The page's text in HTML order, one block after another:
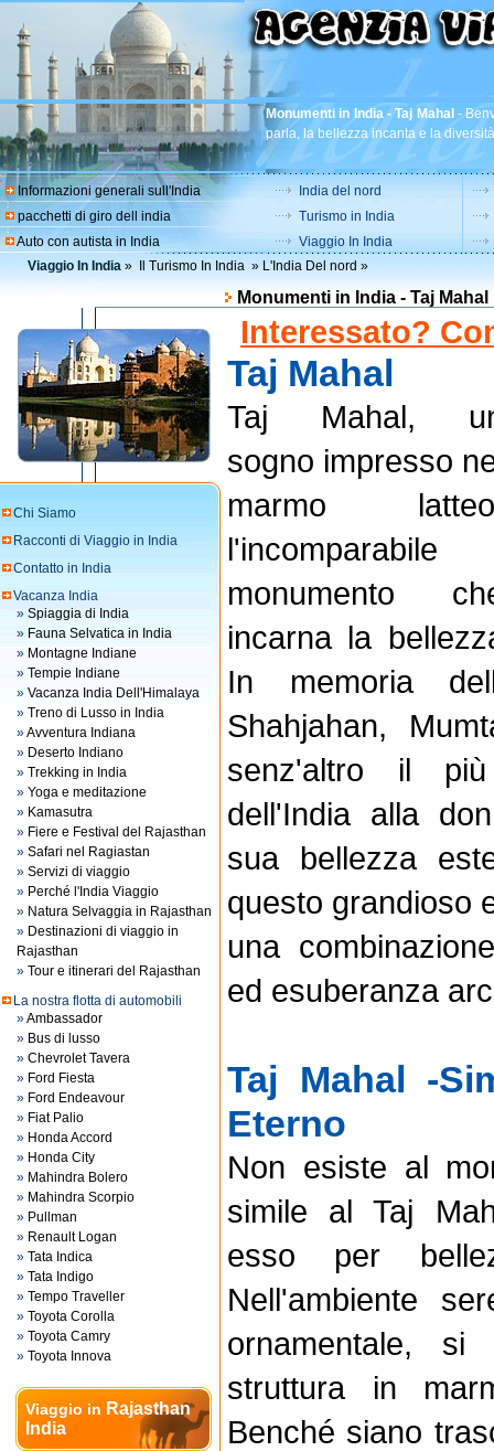
Monumenti in India - Taj Mahal -
parla, la bellezza incanta e la
Informazioni generali sull'India
pacchetti di giro dell india
Auto con autista in India
India del nord
Turismo in India
Viaggio In India
Viaggio In India » Il Turismo In India » L'India Del nord »
Monumenti in India - Taj Mahal
Chi Siamo
Racconti di Viaggio in India
Contatto in India
Vacanza India
» Spiaggia di India
» Fauna Selvatica in India
» Montagne Indiane
» Tempie Indiane
» Vacanza India Dell'Himalaya
» Treno di Lusso in India
»Avventura Indiana
» Deserto Indiano
» Trekking in India
» Yoga e meditazione
» Kamasutra
» Fiere e Festival del Rajasthan
» Safari nel Ragiastan
» Servizi di viaggio
» Perché l'India Viaggio
» Natura Selvaggia in Rajasthan
» Destinazioni di viaggio in
Rajasthan
» Tour e itinerari del Rajasthan
La nostra flotta di automobili
»Ambassador
» Bus di lusso
» Chevrolet Tavera
» Ford Fiesta
» Ford Endeavour
» Fiat Palio
» Honda Accord
» Honda City
» Mahindra Bolero
» Mahindra Scorpio
» Pullman
» Renault Logan
» Tata Indica
» Tata Indigo
» Tempo Traveller
» Toyota Corolla
» Toyota Camry
» Toyota Innova
Viaggio in Rajasthan
India
Interessato?
Taj Mahal
Taj Mahal,
sogno impresso
marmo
l'incomparabile
monumento
incarna la
In memoria
Shahjahan,
senz'altro il
dell'India alla
sua bellezza
questo grandioso
una
ed esuberanza
Taj Mahal -
Eterno
Non esiste al
simile al Taj
esso per
Nell'ambiente
ornamentale,
struttura in
Benché siano